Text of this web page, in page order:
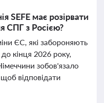
SEFE має розірвати
СПГ з Росією?
ЄС, які забороняють
кінця 2026 року,
зобов'язало
відповідати